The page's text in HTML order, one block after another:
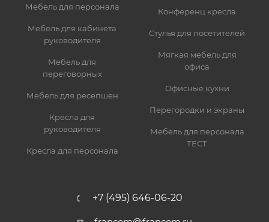
Мебель для персонала
Мебель для кабинета
руководителя
Мебель для
переговорных
Мебель для ресепшен
Кресла для
руководителя
Кресла для персонала
Конференц кресла
Стулья для посетителей
Мягкая мебель для
офиса
Офисные кухни
Перегородки и экраны
Мебель для персонала
ТЕСТ
+7 (495) 646-06-20